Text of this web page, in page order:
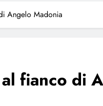
Angelo Madonia
fianco di